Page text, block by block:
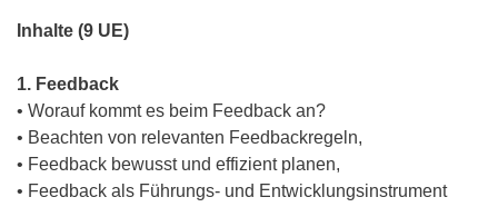
Inhalte (9 UE)
1. Feedback
• Worauf kommt es beim Feedback an?
• Beachten von relevanten Feedbackregeln,
• Feedback bewusst und effizient planen,
• Feedback als Führungs- und Entwicklungsinstrument